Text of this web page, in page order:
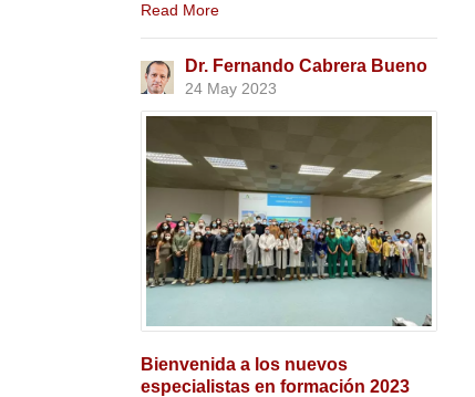
Read More
Dr. Fernando Cabrera Bueno
24 May 2023
Bienvenida a los nuevos
especialistas en formación 2023